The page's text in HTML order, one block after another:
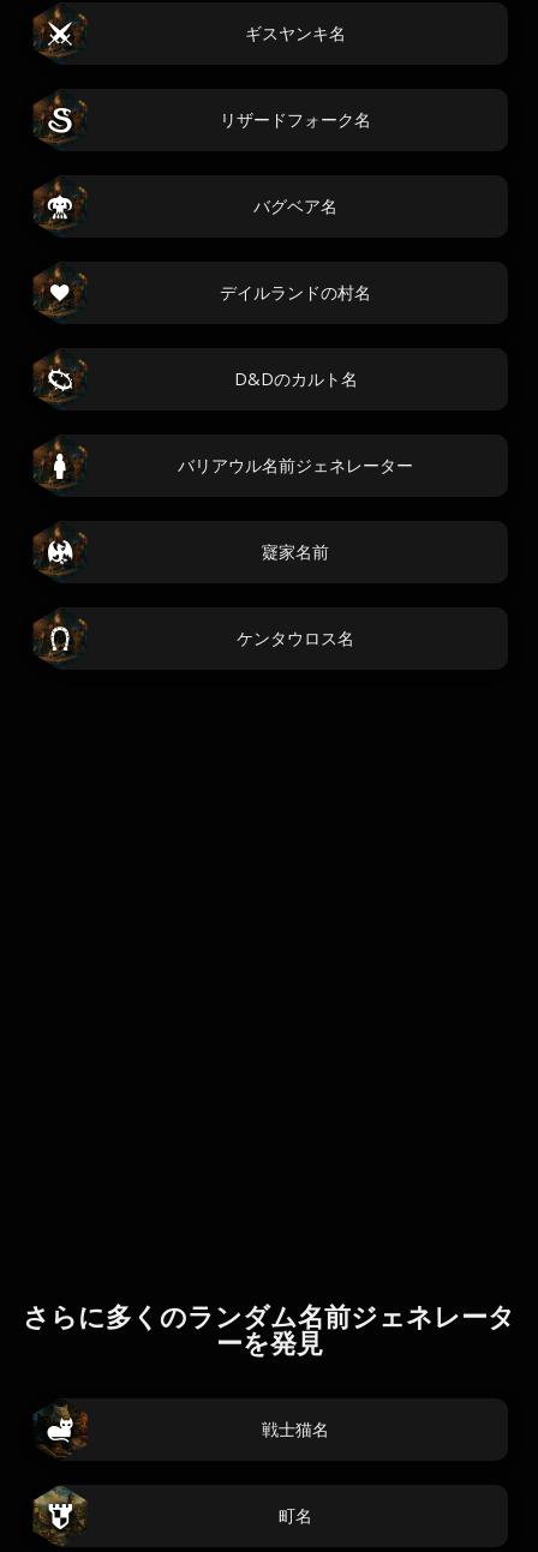
ギスヤンキ名
リザードフォーク名
バグベア名
デイルランドの村名
D&Dのカルト名
バリアウル名前ジェネレーター
寲家名前
ケンタウロス名
さらに多くのランダム名前ジェネレータ
ーを発見
戦士猫名
町名